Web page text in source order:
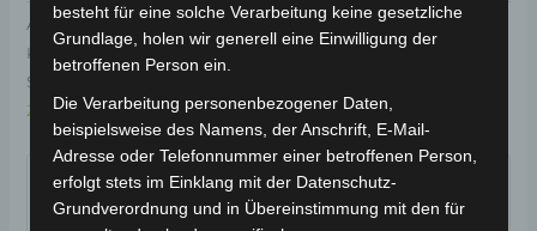
Artikelnummer:CB-CP7
Kategorien:Elektro-Trikes
Elektro-Fahrzeuge
Schlagwörter:
Zulassung,3-Rad,25 km/h,Elektro-Trike
Garantiert sicherer Checkout
besteht für eine solche Verarbeitung keine gesetzliche
Grundlage, holen wir generell eine Einwilligung der
betroffenen Person ein.
Die Verarbeitung personenbezogener Daten,
beispielsweise des Namens, der Anschrift, E-Mail-
Adresse oder Telefonnummer einer betroffenen Person,
erfolgt stets im Einklang mit der Datenschutz-
Grundverordnung und in Übereinstimmung mit den für